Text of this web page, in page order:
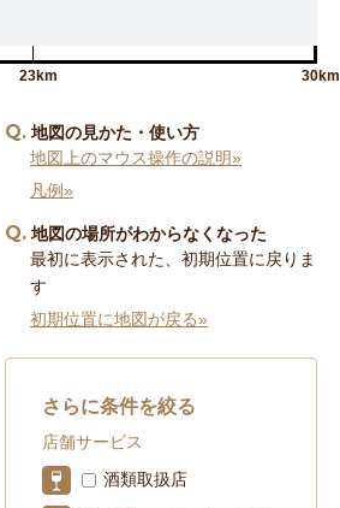
23km 30km
Q 地図の見かた・使い方
地図上のマウス操作の説明»
凡例»
Q 地図の場所がわからなくなった
最初に表示された、初期位置に戻りま
す
初期位置に地図が戻る»
さらに条件を絞る
店舗サービス
酒類取扱店